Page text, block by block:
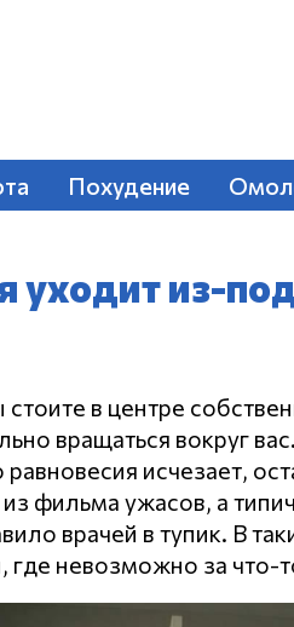
Похудение
уходит из-
стоите в центре
вращаться вокруг
равновесия исчезает,
фильма ужасов, а
врачей в тупик. В
невозможно за что-